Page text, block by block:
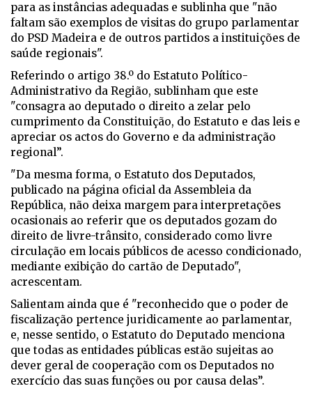
para as instâncias adequadas e sublinha que "não
faltam são exemplos de visitas do grupo parlamentar
do PSD Madeira e de outros partidos a instituições de
saúde regionais".
Referindo o artigo 38.º do Estatuto Político-
Administrativo da Região, sublinham que este
"consagra ao deputado o direito a zelar pelo
cumprimento da Constituição, do Estatuto e das leis e
apreciar os actos do Governo e da administração
regional”.
"Da mesma forma, o Estatuto dos Deputados,
publicado na página oficial da Assembleia da
República, não deixa margem para interpretações
ocasionais ao referir que os deputados gozam do
direito de livre-trânsito, considerado como livre
circulação em locais públicos de acesso condicionado,
mediante exibição do cartão de Deputado",
acrescentam.
Salientam ainda que é "reconhecido que o poder de
fiscalização pertence juridicamente ao parlamentar,
e, nesse sentido, o Estatuto do Deputado menciona
que todas as entidades públicas estão sujeitas ao
dever geral de cooperação com os Deputados no
exercício das suas funções ou por causa delas”.